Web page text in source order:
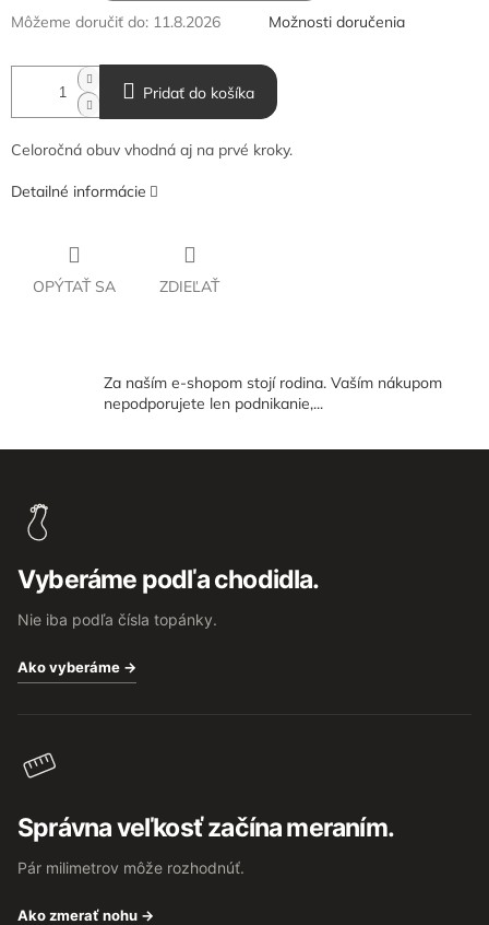
Môžeme doručiť do: 11.8.2026 Možnosti doručenia
Pridať do košíka
Celoročná obuv vhodná aj na prvé kroky.
Detailné informácie
OPÝTAŤ SA ZDIEĽAŤ
Za naším e-shopom stojí rodina. Vaším nákupom
nepodporujete len podnikanie,...
Vyberáme podľa chodidla.
Nie iba podľa čísla topánky.
Ako vyberáme →
Správna veľkosť začína meraním.
Pár milimetrov môže rozhodnúť.
Ako zmerať nohu →